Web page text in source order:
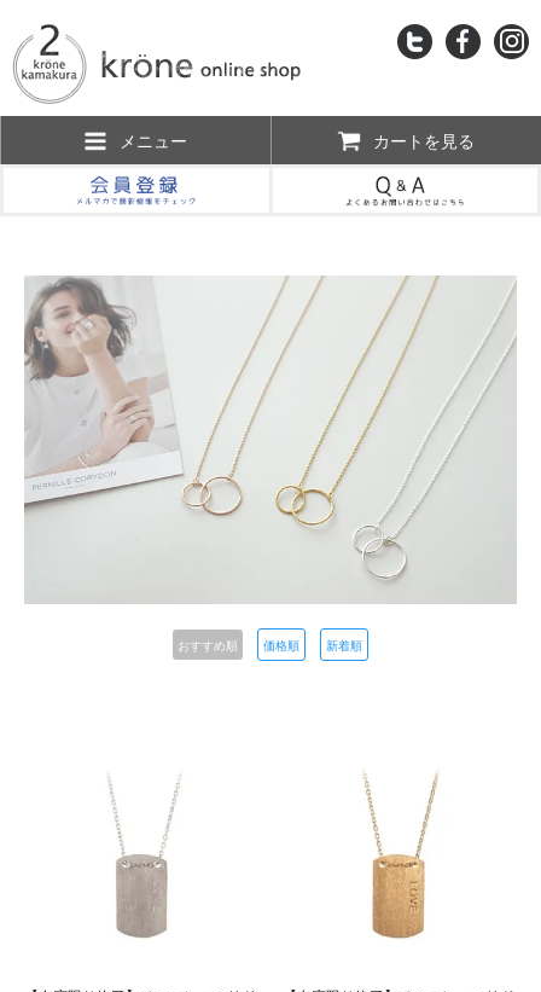
メニュー カートを見る
おすすめ順 価格順 新着順